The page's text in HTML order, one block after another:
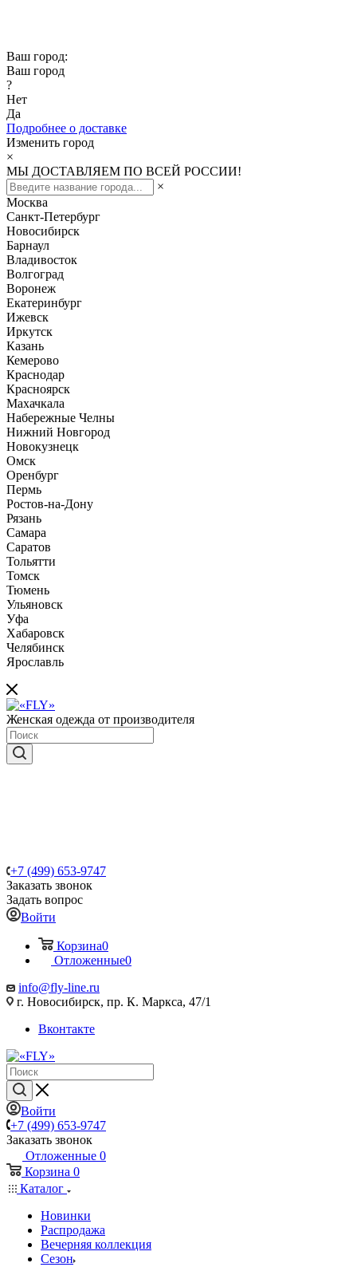
Ваш город:
Ваш город
?
Нет
Да
Подробнее о доставке
Изменить город
×
МЫ ДОСТАВЛЯЕМ ПО ВСЕЙ РОССИИ!
×
Москва
Санкт-Петербург
Новосибирск
Барнаул
Владивосток
Волгоград
Воронеж
Екатеринбург
Ижевск
Иркутск
Казань
Кемерово
Краснодар
Красноярск
Махачкала
Набережные Челны
Нижний Новгород
Новокузнецк
Омск
Оренбург
Пермь
Ростов-на-Дону
Рязань
Самара
Саратов
Тольятти
Томск
Тюмень
Ульяновск
Уфа
Хабаровск
Челябинск
Ярославль
Женская одежда от производителя
+7 (499) 653-9747
Заказать звонок
Задать вопрос
Войти
Корзина0
Отложенные0
info@fly-line.ru
г. Новосибирск, пр. К. Маркса, 47/1
Вконтакте
Войти
+7 (499) 653-9747
Заказать звонок
Отложенные 0
Корзина 0
Каталог
Новинки
Распродажа
Вечерняя коллекция
Сезон